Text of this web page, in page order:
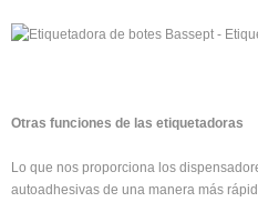
Otras funciones de las etiquetadoras
Lo que nos proporciona los
autoadhesivas de una manera más